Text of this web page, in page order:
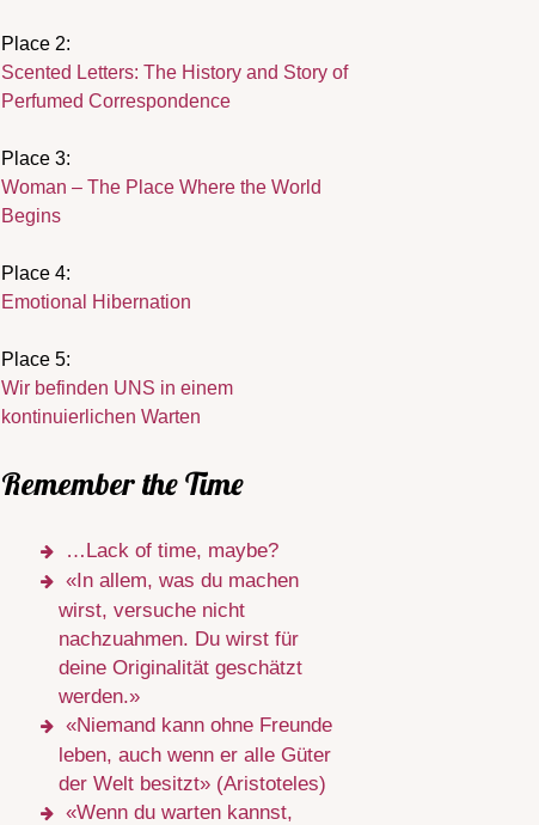
Place 2:
Scented Letters: The History and Story of
Perfumed Correspondence
Place 3:
Woman – The Place Where the World
Begins
Place 4:
Emotional Hibernation
Place 5:
Wir befinden UNS in einem
kontinuierlichen Warten
Remember the Time
…Lack of time, maybe?
«In allem, was du machen
wirst, versuche nicht
nachzuahmen. Du wirst für
deine Originalität geschätzt
werden.»
«Niemand kann ohne Freunde
leben, auch wenn er alle Güter
der Welt besitzt» (Aristoteles)
«Wenn du warten kannst,